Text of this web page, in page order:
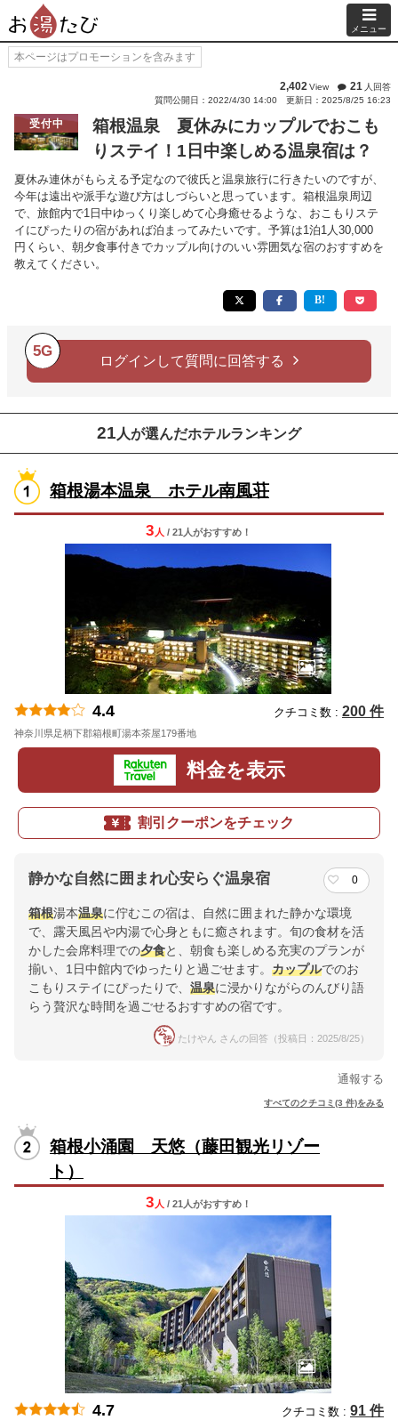
メニュー
本ページはプロモーションを含みます
2,402View 21 人回答
質問公開日：2022/4/30 14:00
更新日：2025/8/25 16:23
受付中
箱根温泉 夏休みにカップルでおこも
りステイ！1日中楽しめる温泉宿は？
夏休み連休がもらえる予定なので彼氏と温泉旅行に行きたいのですが、
今年は遠出や派手な遊び方はしづらいと思っています。箱根温泉周辺
で、旅館内で1日中ゆっくり楽しめて心身癒せるような、おこもりステ
イにぴったりの宿があれば泊まってみたいです。予算は1泊1人30,000
円くらい、朝夕食事付きでカップル向けのいい雰囲気な宿のおすすめを
教えてください。
5G
ログインして質問に回答する
21 人が選んだホテルランキング
箱根湯本温泉 ホテル南風荘
3 人 / 21人がおすすめ！
4.4 クチコミ数 : 200 件
神奈川県足柄下郡箱根町湯本茶屋179番地
料金を表示
割引クーポンをチェック
静かな自然に囲まれ心安らぐ温泉宿 0
箱根湯本温泉に佇むこの宿は、自然に囲まれた静かな環境
で、露天風呂や内湯で心身ともに癒されます。旬の食材を活
かした会席料理での夕食と、朝食も楽しめる充実のプランが
揃い、1日中館内でゆったりと過ごせます。 カップルでのお
こもりステイにぴったりで、 温泉に浸かりながらのんびり語
らう贅沢な時間を過ごせるおすすめの宿です。
たけやん さんの回答（投稿日：2025/8/25）
通報する
すべてのクチコミ(3 件)をみる
箱根小涌園 天悠（藤田観光リゾー
ト）
3 人 / 21人がおすすめ！
4.7 クチコミ数 : 91 件